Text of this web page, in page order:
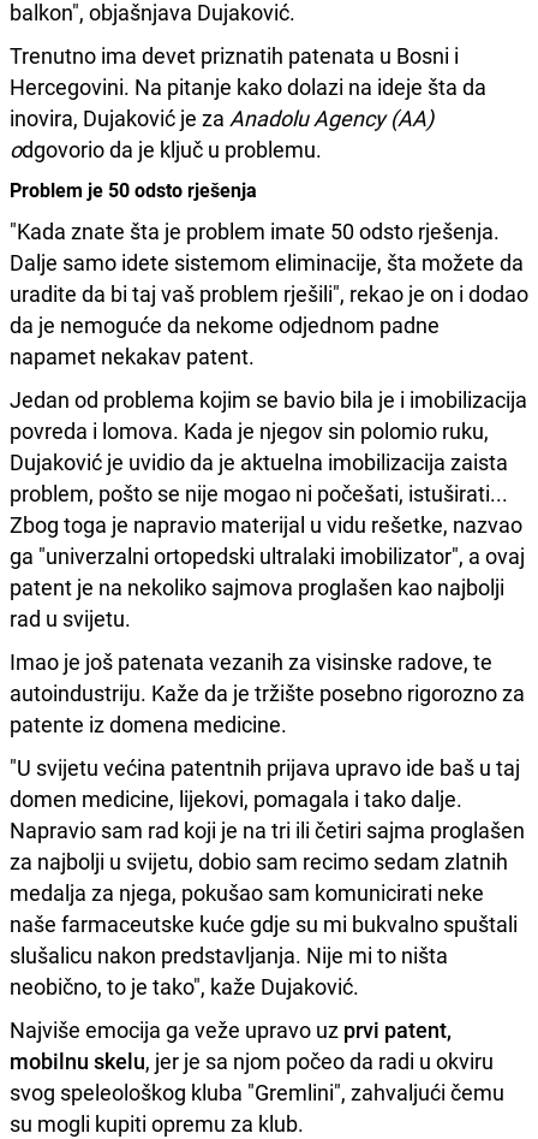
balkon", objašnjava Dujaković.
Trenutno ima devet priznatih patenata u Bosni i
Hercegovini. Na pitanje kako dolazi na ideje šta da
inovira, Dujaković je za Anadolu Agency (AA)
odgovorio da je ključ u problemu.
Problem je 50 odsto rješenja
"Kada znate šta je problem imate 50 odsto rješenja.
Dalje samo idete sistemom eliminacije, šta možete da
uradite da bi taj vaš problem rješili", rekao je on i dodao
da je nemoguće da nekome odjednom padne
napamet nekakav patent.
Jedan od problema kojim se bavio bila je i imobilizacija
povreda i lomova. Kada je njegov sin polomio ruku,
Dujaković je uvidio da je aktuelna imobilizacija zaista
problem, pošto se nije mogao ni počešati, istuširati...
Zbog toga je napravio materijal u vidu rešetke, nazvao
ga "univerzalni ortopedski ultralaki imobilizator", a ovaj
patent je na nekoliko sajmova proglašen kao najbolji
rad u svijetu.
Imao je još patenata vezanih za visinske radove, te
autoindustriju. Kaže da je tržište posebno rigorozno za
patente iz domena medicine.
"U svijetu većina patentnih prijava upravo ide baš u taj
domen medicine, lijekovi, pomagala i tako dalje.
Napravio sam rad koji je na tri ili četiri sajma proglašen
za najbolji u svijetu, dobio sam recimo sedam zlatnih
medalja za njega, pokušao sam komunicirati neke
naše farmaceutske kuće gdje su mi bukvalno spuštali
slušalicu nakon predstavljanja. Nije mi to ništa
neobično, to je tako", kaže Dujaković.
Najviše emocija ga veže upravo uz prvi patent,
mobilnu skelu, jer je sa njom počeo da radi u okviru
svog speleološkog kluba "Gremlini", zahvaljući čemu
su mogli kupiti opremu za klub.